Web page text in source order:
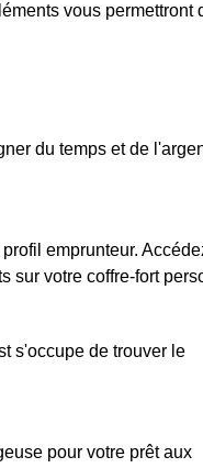
vous permettront
du temps et de
emprunteur.
sur votre coffre-fort
s'occupe de trouver le
pour votre prêt aux